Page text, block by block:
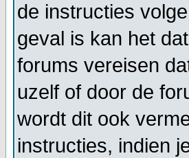
de instructies
geval is kan het
forums vereisen
uzelf of door de
wordt dit ook
instructies, indien